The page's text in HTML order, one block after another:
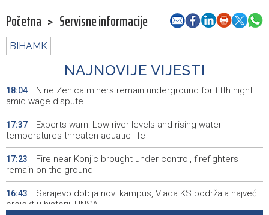
Početna > Servisne informacije
BIHAMK
NAJNOVIJE VIJESTI
18:04
Nine Zenica miners remain underground for fifth night
amid wage dispute
17:37
Experts warn: Low river levels and rising water
temperatures threaten aquatic life
17:23
Fire near Konjic brought under control, firefighters
remain on the ground
16:43
Sarajevo dobija novi kampus, Vlada KS podržala najveći
projekt u historiji UNSA